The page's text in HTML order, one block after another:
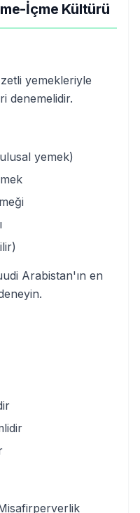
İçme Kültürü
yemekleriyle
denemelidir.
yemek)
Arabistan'ın en